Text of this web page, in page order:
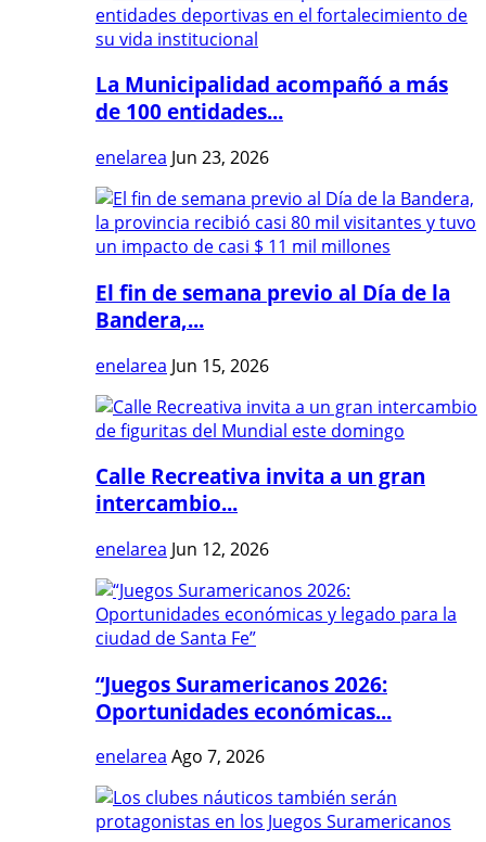
La Municipalidad acompañó a más
de 100 entidades...
enelarea Jun 23, 2026
El fin de semana previo al Día de la
Bandera,...
enelarea Jun 15, 2026
Calle Recreativa invita a un gran
intercambio...
enelarea Jun 12, 2026
“Juegos Suramericanos 2026:
Oportunidades económicas...
enelarea Ago 7, 2026